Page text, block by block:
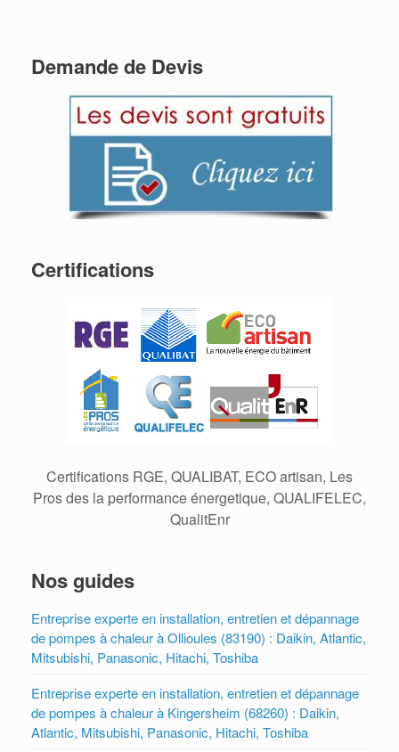
Demande de Devis
Certifications
Certifications RGE, QUALIBAT, ECO artisan, Les
Pros des la performance énergetique, QUALIFELEC,
QualitEnr
Nos guides
Entreprise experte en installation, entretien et dépannage
de pompes à chaleur à Ollioules (83190) : Daikin, Atlantic,
Mitsubishi, Panasonic, Hitachi, Toshiba
Entreprise experte en installation, entretien et dépannage
de pompes à chaleur à Kingersheim (68260) : Daikin,
Atlantic, Mitsubishi, Panasonic, Hitachi, Toshiba